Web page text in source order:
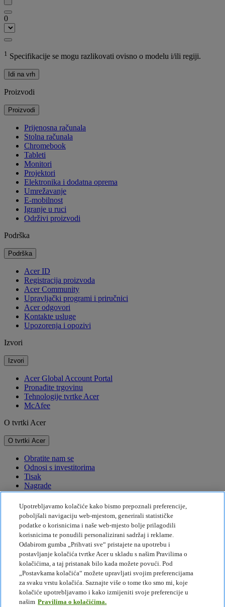
0
1 Specifikacije se mogu razlikovati ovisno o modelu i/ili regiji.
Idi na vrh
Proizvodi
Proizvodi
Prijenosna računala
Stolna računala
Chromebook
Tableti
Monitori
Projektori
Elektronika i dodatna oprema
Umrežavanje
E-mobilnost
Igranje u ruci
Održivi proizvodi
Podrška
Podrška
Acer ID
Registracija proizvoda
Acer Community
Upravljački programi i priručnici
Acer odgovori
Kontakte usluge
Upozorenja i opozivi
Izvori
Izvori
Acer Global Account Portal
Pronađite trgovinu
Tehnologije tvrtke Acer
McAfee
O tvrtki Acer
O tvrtki Acer
Obratite nam se
Odnosi s investitorima
Tisak
Nagrade
Događaji
Održivost
Održivost
Društvena odgovornost tvrtke
Emisije štetnih plinova za proizvod
Project Humanity
Earthion
Politika privatnosti
Pravila o kolačićima
Upotrebljavamo kolačiće kako bismo prepoznali preferencije,
poboljšali navigaciju web-mjestom, generirali statističke
podatke o korisnicima i naše web-mjesto bolje prilagodili
korisnicima te ponudili personalizirani sadržaj i reklame.
Odabirom gumba „Prihvati sve“ pristajete na upotrebu i
postavljanje kolačića tvrtke Acer u skladu s našim Pravilima o
kolačićima, a taj pristanak bilo kada možete povući. Pod
„Postavkama kolačića“ možete upravljati svojim preferencijama
za svaku vrstu kolačića. Saznajte više o tome tko smo mi, koje
kolačiće upotrebljavamo i kako izmijeniti svoje preferencije u
našim Pravilima o kolačićima.